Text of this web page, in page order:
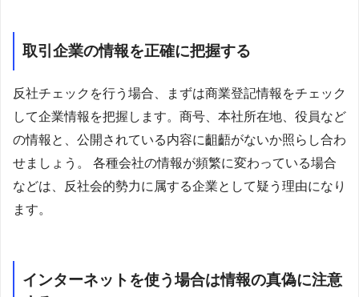
取引企業の情報を正確に把握する
反社チェックを行う場合、まずは商業登記情報をチェック
して企業情報を把握します。商号、本社所在地、役員など
の情報と、公開されている内容に齟齬がないか照らし合わ
せましょう。 各種会社の情報が頻繁に変わっている場合
などは、反社会的勢力に属する企業として疑う理由になり
ます。
インターネットを使う場合は情報の真偽に注意